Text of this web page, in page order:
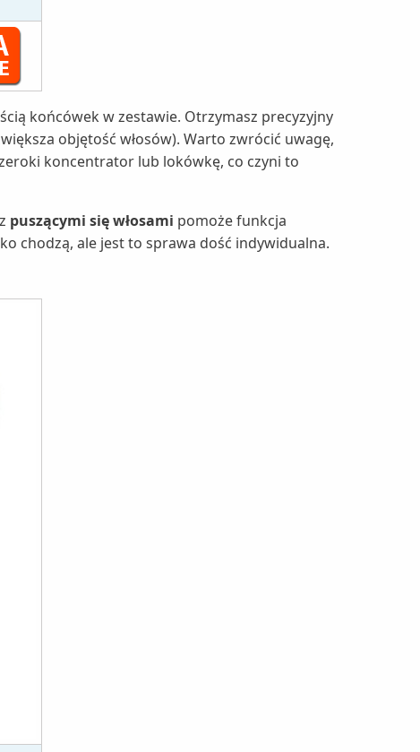
końcówek w zestawie. Otrzymasz precyzyjny
objętość włosów). Warto zwrócić uwagę,
koncentrator lub lokówkę, co czyni to
puszącymi się włosami pomoże funkcja
chodzą, ale jest to sprawa dość indywidualna.